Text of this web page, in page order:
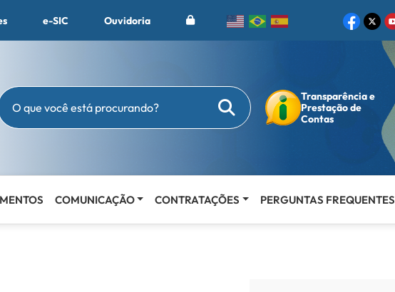
e-SIC Ouvidoria
que você está procurando? Buscar
Transparência e
Prestação de
Contas
COMUNICAÇÃO CONTRATAÇÕES PERGUNTAS FREQUENTES